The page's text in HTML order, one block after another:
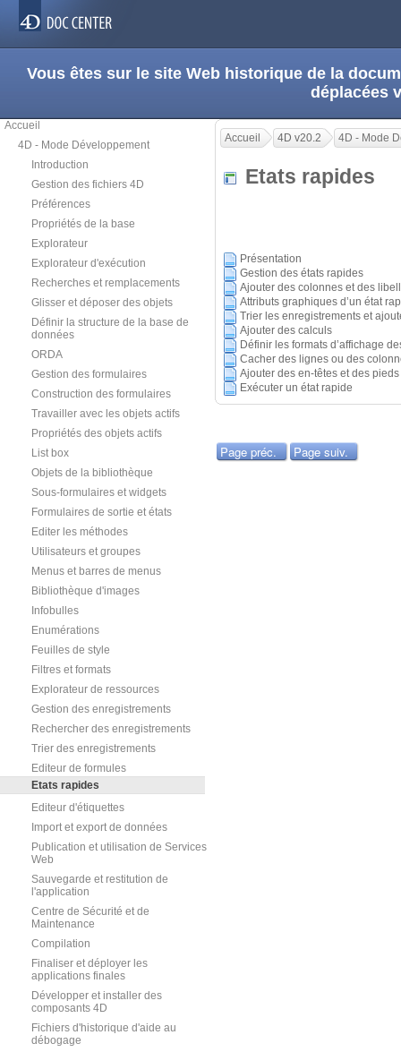
Vous êtes sur le site Web historique de la
déplacées
Accueil
4D - Mode Développement
Introduction
Gestion des fichiers 4D
Préférences
Propriétés de la base
Explorateur
Explorateur d'exécution
Recherches et remplacements
Glisser et déposer des objets
Définir la structure de la base de
données
ORDA
Gestion des formulaires
Construction des formulaires
Travailler avec les objets actifs
Propriétés des objets actifs
List box
Objets de la bibliothèque
Sous-formulaires et widgets
Formulaires de sortie et états
Editer les méthodes
Utilisateurs et groupes
Menus et barres de menus
Bibliothèque d'images
Infobulles
Enumérations
Feuilles de style
Filtres et formats
Explorateur de ressources
Gestion des enregistrements
Rechercher des enregistrements
Trier des enregistrements
Editeur de formules
Etats rapides
Editeur d'étiquettes
Import et export de données
Publication et utilisation de Services
Web
Sauvegarde et restitution de
l'application
Centre de Sécurité et de
Maintenance
Compilation
Finaliser et déployer les
applications finales
Développer et installer des
composants 4D
Fichiers d'historique d'aide au
débogage
Accueil 4D v20.2 4D - Mode
Etats rapides
Présentation
Gestion des états rapides
Ajouter des colonnes et des
Attributs graphiques d’un état
Trier les enregistrements et
Ajouter des calculs
Définir les formats d’affichage
Cacher des lignes ou des
Ajouter des en-têtes et des
Exécuter un état rapide
Page préc. Page suiv.